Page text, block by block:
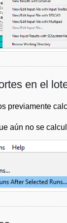
en el
previamente
aún no se